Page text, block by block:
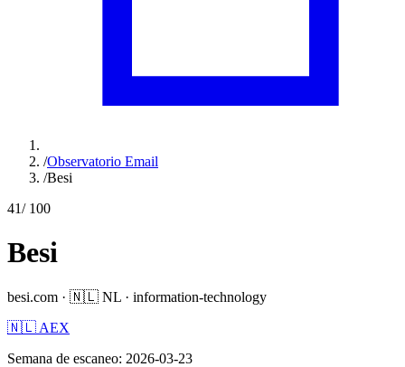
/Observatorio Email
/Besi
41/ 100
Besi
besi.com · 🇳🇱 NL · information-technology
🇳🇱 AEX
Semana de escaneo: 2026-03-23